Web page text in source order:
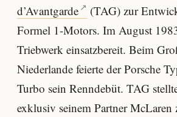
d’Avantgarde
(TAG) zur
Formel 1-Motors. Im August
Triebwerk einsatzbereit. Beim
Niederlande feierte der Porsche
Turbo sein Renndebüt. TAG
exklusiv seinem Partner